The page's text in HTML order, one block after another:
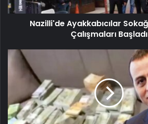
Nazilli'de Ayakkabıcılar
Çalışmaları Başladı